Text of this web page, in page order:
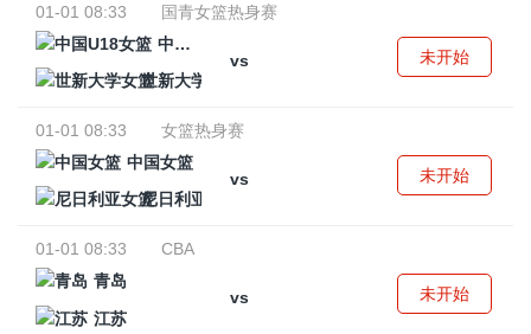
01-01 08:33
国青女篮热身赛
中国U18女篮
vs
世新大学女篮
未开始
01-01 08:33
女篮热身赛
中国女篮
vs
尼日利亚女篮
未开始
01-01 08:33
CBA
青岛
vs
江苏
未开始